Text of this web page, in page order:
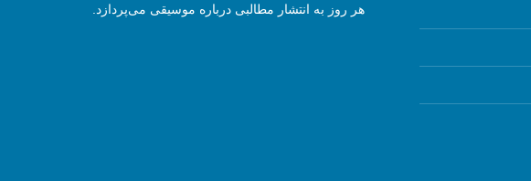
هر روز به انتشار مطالبی درباره موسیقی می‌پردازد.